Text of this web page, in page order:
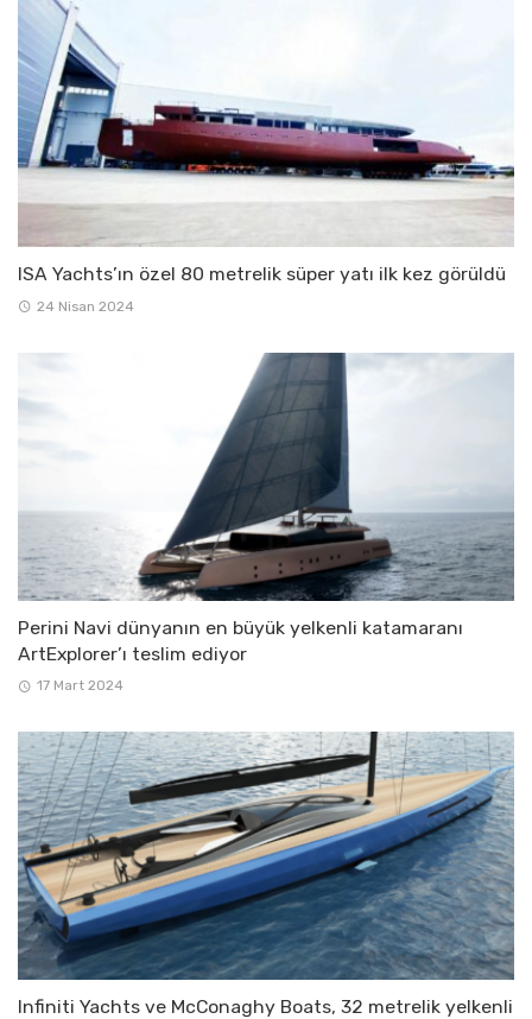
ISA Yachts’ın özel 80 metrelik süper yatı ilk kez görüldü
24 Nisan 2024
Perini Navi dünyanın en büyük yelkenli katamaranı
ArtExplorer’ı teslim ediyor
17 Mart 2024
Infiniti Yachts ve McConaghy Boats, 32 metrelik yelkenli